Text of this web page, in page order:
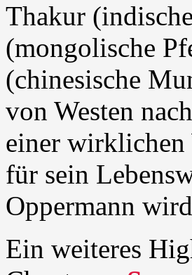
Thakur
(mongolische
(chinesische
von Westen
einer wirklichen
für sein
Oppermann
Ein weiteres